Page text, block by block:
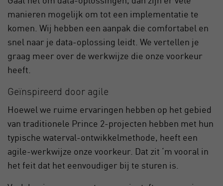
manieren mogelijk om tot een implementatie te
komen. Wij hebben een aanpak die comfortabel en
snel naar je data-oplossing leidt. We vertellen je
graag meer over de werkwijze die onze voorkeur
heeft.
Geïnspireerd door agile
Hoewel we ruime ervaringen hebben op het gebied
van traditionele Prince 2-projecten hebben met hun
typische waterval-ontwikkelmethode, heeft een
agile-werkwijze onze voorkeur. Dat zit ‘m vooral in
het feit dat het eenvoudiger bij te sturen is.